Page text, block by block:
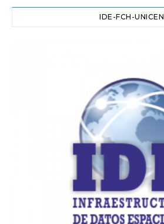
IDE-FCH-UNICEN